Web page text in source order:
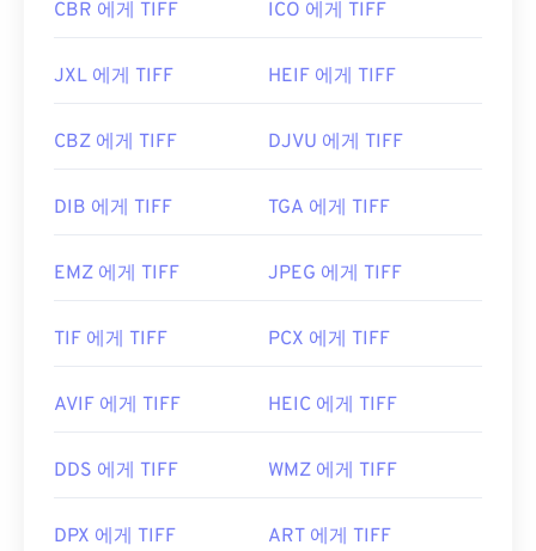
CBR 에게 TIFF ICO 에게 TIFF
JXL 에게 TIFF HEIF 에게 TIFF
CBZ 에게 TIFF DJVU 에게 TIFF
DIB 에게 TIFF TGA 에게 TIFF
EMZ 에게 TIFF JPEG 에게 TIFF
TIF 에게 TIFF PCX 에게 TIFF
AVIF 에게 TIFF HEIC 에게 TIFF
DDS 에게 TIFF WMZ 에게 TIFF
DPX 에게 TIFF ART 에게 TIFF